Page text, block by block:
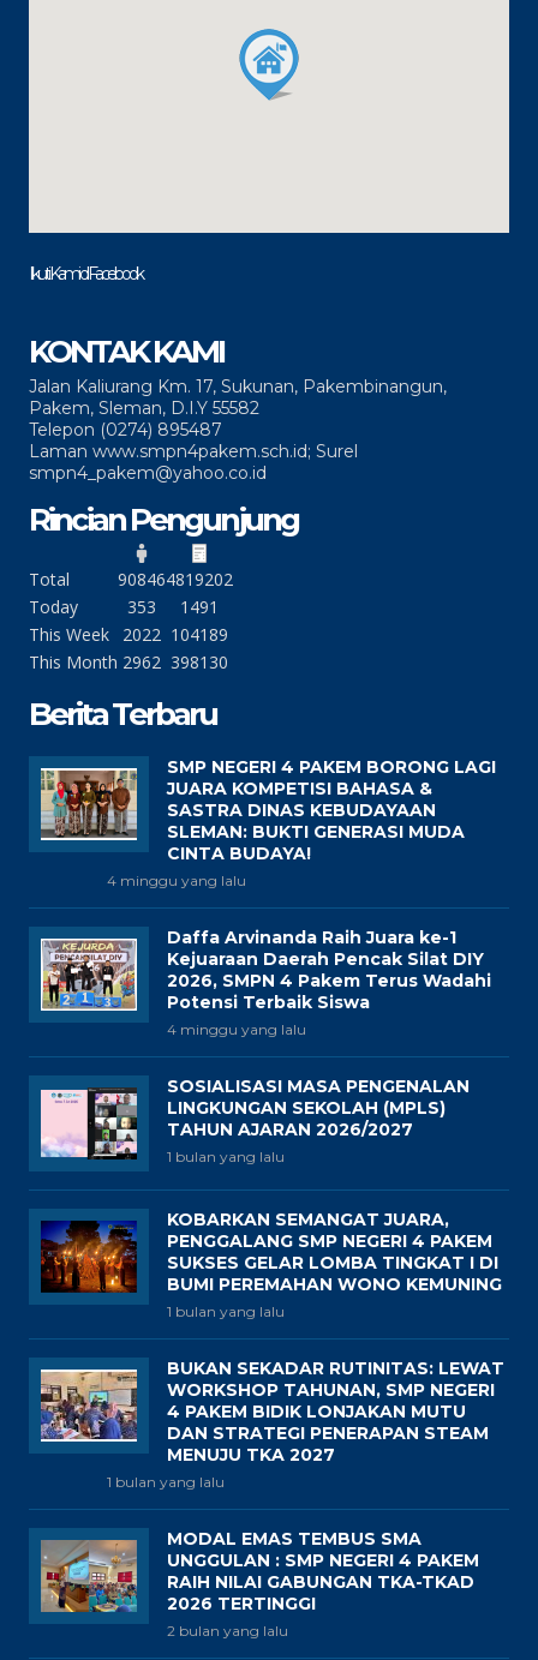
Ikuti Kami di Facebook
KONTAK KAMI
Jalan Kaliurang Km. 17, Sukunan, Pakembinangun,
Pakem, Sleman, D.I.Y 55582
Telepon (0274) 895487
Laman www.smpn4pakem.sch.id; Surel
smpn4_pakem@yahoo.co.id
Rincian Pengunjung
Total 908464819202
Today
353
1491
This Week
2022 104189
This Month 2962 398130
Berita Terbaru
SMP NEGERI 4 PAKEM BORONG LAGI
JUARA KOMPETISI BAHASA &
SASTRA DINAS KEBUDAYAAN
SLEMAN: BUKTI GENERASI MUDA
CINTA BUDAYA!
4 minggu yang lalu
Daffa Arvinanda Raih Juara ke-1
Kejuaraan Daerah Pencak Silat DIY
2026, SMPN 4 Pakem Terus Wadahi
Potensi Terbaik Siswa
4 minggu yang lalu
SOSIALISASI MASA PENGENALAN
LINGKUNGAN SEKOLAH (MPLS)
TAHUN AJARAN 2026/2027
1 bulan yang lalu
KOBARKAN SEMANGAT JUARA,
PENGGALANG SMP NEGERI 4 PAKEM
SUKSES GELAR LOMBA TINGKAT I DI
BUMI PEREMAHAN WONO KEMUNING
1 bulan yang lalu
BUKAN SEKADAR RUTINITAS: LEWAT
WORKSHOP TAHUNAN, SMP NEGERI
4 PAKEM BIDIK LONJAKAN MUTU
DAN STRATEGI PENERAPAN STEAM
MENUJU TKA 2027
1 bulan yang lalu
MODAL EMAS TEMBUS SMA
UNGGULAN : SMP NEGERI 4 PAKEM
RAIH NILAI GABUNGAN TKA-TKAD
2026 TERTINGGI
2 bulan yang lalu